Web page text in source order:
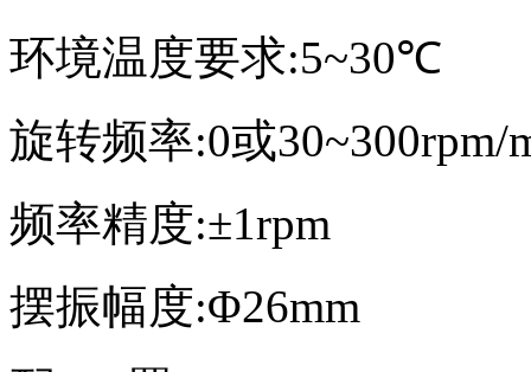
环境温度要求:5~30℃
旋转频率:0或30~300rpm/
频率精度:±1rpm
摆振幅度:Φ26mm